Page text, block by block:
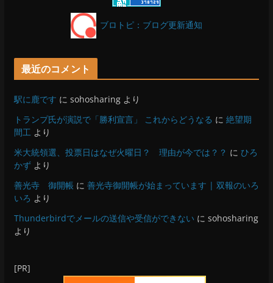
ブロトピ：ブログ更新通知
最近のコメント
駅に鹿です に sohosharingより
トランプ氏が演説で「勝利宣言」 これからどうなる に 絶望期
間工より
米大統領選、投票日はなぜ火曜日？ 理由が今では？？ に ひろ
かずより
善光寺 御開帳 に 善光寺御開帳が始まっています | 双報のいろ
いろ より
Thunderbirdでメールの送信や受信ができない に sohosharing
より
[PR]